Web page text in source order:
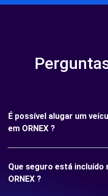
É possível alugar um
em ORNEX ?
Que seguro está incluído
ORNEX ?